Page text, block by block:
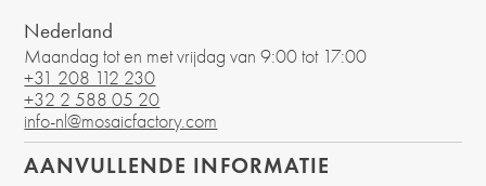
Nederland
Maandag tot en met vrijdag van 9:00 tot 17:00
+31 208 112 230
+32 2 588 05 20
info-nl@mosaicfactory.com
AANVULLENDE INFORMATIE